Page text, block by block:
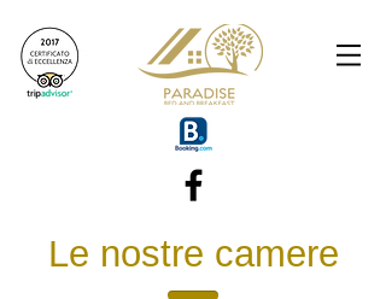
Le nostre camere